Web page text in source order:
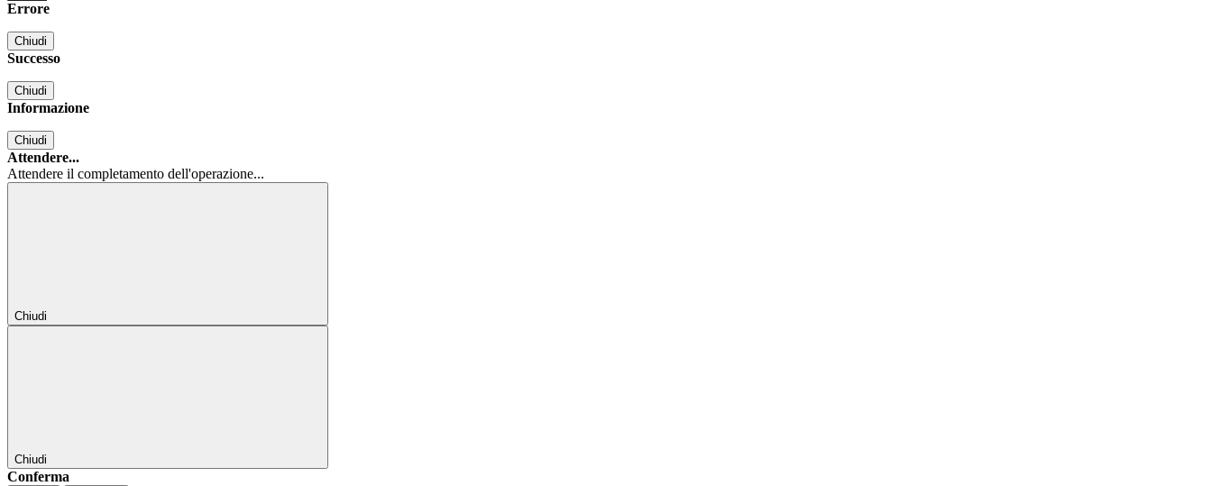
Errore
Chiudi
Successo
Chiudi
Informazione
Chiudi
Attendere...
Attendere il completamento dell'operazione...
Chiudi
Chiudi
Conferma